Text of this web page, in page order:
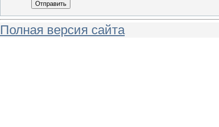
Отправить
Полная версия сайта